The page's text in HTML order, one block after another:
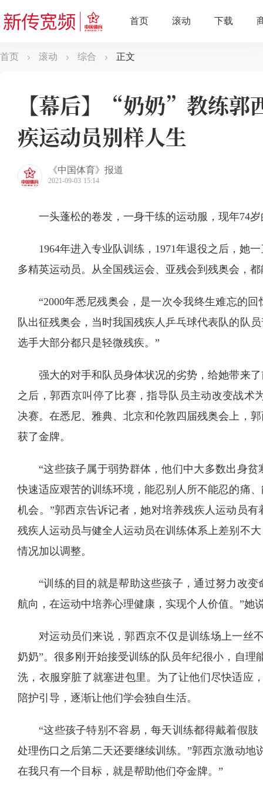
首页 滚动 综合 正文
【幕后】“奶奶”教练郭
疾运动员别样人生
《中国体育》报道
2021-09-03 15:14
一头蓬松的卷发，一身干练的运动服，现年74
1964年进入专业队训练，1971年退役之后，她
多精英运动员。从全国残运会、亚残会到残奥会，
“2000年悉尼残奥会，是一次令我终生难忘的
队出征残奥会，当时我国残疾人乒乓球代表队的队
选手大部分都只是轻微残疾。”
强大的对手和队员身体状况的劣势，给她带来
之后，郭西京叫停了比赛，指导队员主动改变战术
决赛。在悉尼、雅典、北京和伦敦四届残奥会上，
获了金牌。
“这些孩子属于弱势群体，他们中大多数出身
快速适应艰苦的训练环境，能忍别人所不能忍的痛
机会。”郭西京告诉记者，她对培养残疾人运动员
残疾人运动员与健全人运动员在训练体系上差别不
情况加以调整。
“训练的目的就是帮助这些孩子，通过努力改
航向，在运动中培养心理健康，实现个人价值。”她
对运动员们来说，郭西京不仅是训练场上一丝
奶奶”。很多刚开始接受训练的队员年纪很小，自理
洗，衣服穿脏了就塞进包里。为了让他们尽快适应
陪护引导，逐渐让他们学会独自生活。
“这些孩子特别不容易，每天训练都得戴着假
处理伤口之后第二天还要继续训练。”郭西京激动地
在我只有一个目标，就是帮助他们夺金牌。”